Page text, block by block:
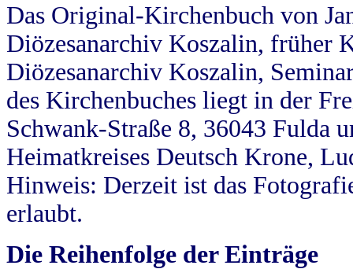
Das Original-Kirchenbuch von
Diözesanarchiv Koszalin, früher
Diözesanarchiv Koszalin,
des Kirchenbuches liegt in der
Schwank-Straße 8, 36043 Fulda
Heimatkreises Deutsch Krone,
Hinweis: Derzeit ist das
erlaubt.
Die Reihenfolge der Einträge